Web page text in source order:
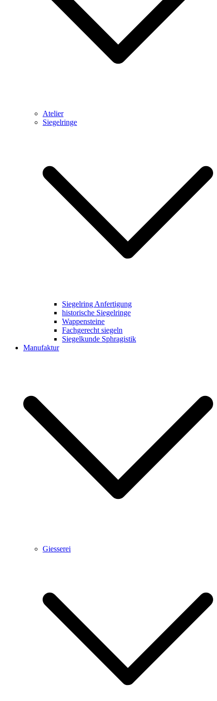
Atelier
Siegelringe
Siegelring Anfertigung
historische Siegelringe
Wappensteine
Fachgerecht siegeln
Siegelkunde Sphragistik
Manufaktur
Giesserei